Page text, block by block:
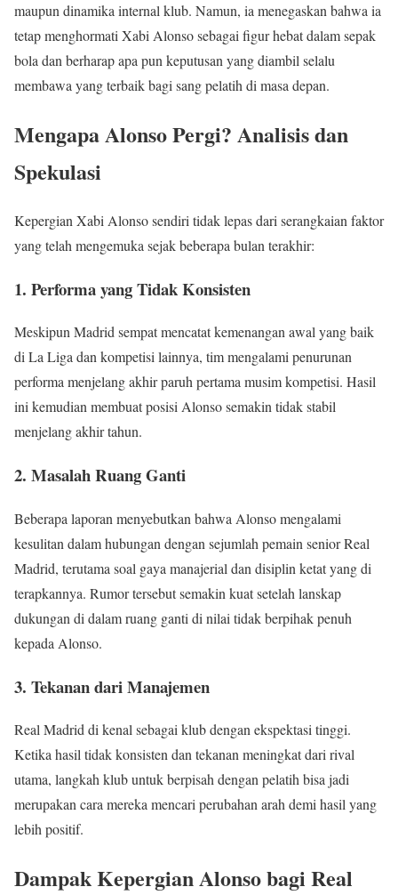
maupun dinamika internal klub. Namun, ia menegaskan bahwa ia
tetap menghormati Xabi Alonso sebagai figur hebat dalam sepak
bola dan berharap apa pun keputusan yang diambil selalu
membawa yang terbaik bagi sang pelatih di masa depan.
Mengapa Alonso Pergi? Analisis dan
Spekulasi
Kepergian Xabi Alonso sendiri tidak lepas dari serangkaian faktor
yang telah mengemuka sejak beberapa bulan terakhir:
1. Performa yang Tidak Konsisten
Meskipun Madrid sempat mencatat kemenangan awal yang baik
di La Liga dan kompetisi lainnya, tim mengalami penurunan
performa menjelang akhir paruh pertama musim kompetisi. Hasil
ini kemudian membuat posisi Alonso semakin tidak stabil
menjelang akhir tahun.
2. Masalah Ruang Ganti
Beberapa laporan menyebutkan bahwa Alonso mengalami
kesulitan dalam hubungan dengan sejumlah pemain senior Real
Madrid, terutama soal gaya manajerial dan disiplin ketat yang di
terapkannya. Rumor tersebut semakin kuat setelah lanskap
dukungan di dalam ruang ganti di nilai tidak berpihak penuh
kepada Alonso.
3. Tekanan dari Manajemen
Real Madrid di kenal sebagai klub dengan ekspektasi tinggi.
Ketika hasil tidak konsisten dan tekanan meningkat dari rival
utama, langkah klub untuk berpisah dengan pelatih bisa jadi
merupakan cara mereka mencari perubahan arah demi hasil yang
lebih positif.
Dampak Kepergian Alonso bagi Real